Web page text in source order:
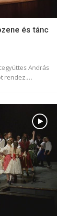
és tánc
András
rendez.…